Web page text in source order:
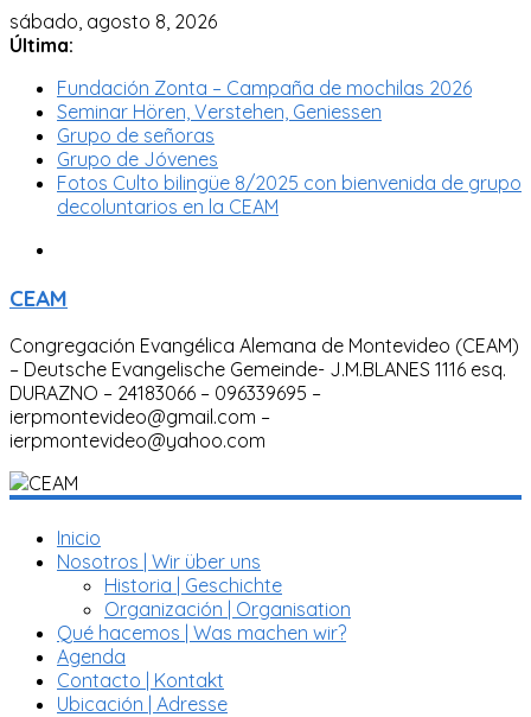
sábado, agosto 8, 2026
Última:
Fundación Zonta – Campaña de mochilas 2026
Seminar Hören, Verstehen, Geniessen
Grupo de señoras
Grupo de Jóvenes
Fotos Culto bilingüe 8/2025 con bienvenida de grupo
decoluntarios en la CEAM
CEAM
Congregación Evangélica Alemana de Montevideo (CEAM)
– Deutsche Evangelische Gemeinde- J.M.BLANES 1116 esq.
DURAZNO – 24183066 – 096339695 –
ierpmontevideo@gmail.com –
ierpmontevideo@yahoo.com
Inicio
Nosotros | Wir über uns
Historia | Geschichte
Organización | Organisation
Qué hacemos | Was machen wir?
Agenda
Contacto | Kontakt
Ubicación | Adresse